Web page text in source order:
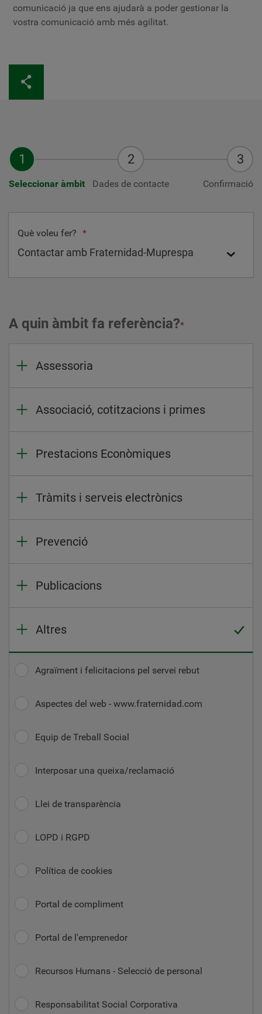
comunicació ja que ens ajudarà a poder gestionar la
vostra comunicació amb més agilitat.
Seleccionar àmbit Dades de contacte Confirmació
Què voleu fer? *
A quin àmbit fa referència?*
Assessoria
Associació, cotitzacions i primes
Prestacions Econòmiques
Tràmits i serveis electrònics
Prevenció
Publicacions
Altres
Agraïment i felicitacions pel servei rebut
Aspectes del web - www.fraternidad.com
Equip de Treball Social
Interposar una queixa/reclamació
Llei de transparència
LOPD i RGPD
Política de cookies
Portal de compliment
Portal de l'emprenedor
Recursos Humans - Selecció de personal
Responsabilitat Social Corporativa